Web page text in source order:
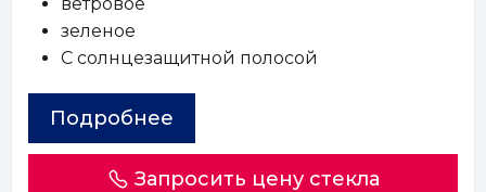
зеленое
С солнцезащитной полосой
Подробнее
Запросить цену стекла